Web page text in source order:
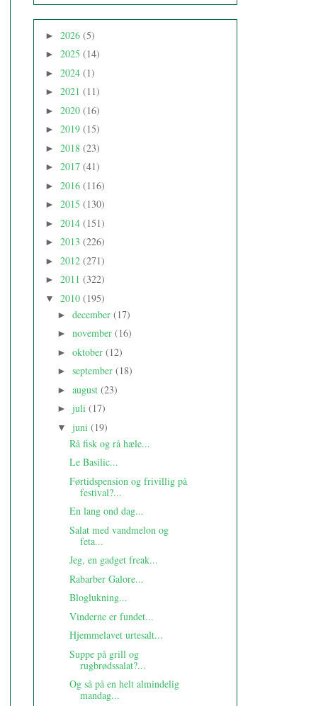
► 2026 (5)
► 2025 (14)
► 2024 (1)
► 2021 (11)
► 2020 (16)
► 2019 (15)
► 2018 (23)
► 2017 (41)
► 2016 (116)
► 2015 (130)
► 2014 (151)
► 2013 (226)
► 2012 (271)
► 2011 (322)
▼ 2010 (195)
► december (17)
► november (16)
► oktober (12)
► september (18)
► august (23)
► juli (17)
▼ juni (19)
Rå fisk og rå hæle...
Le Basilic...
Førtidspension og frivillig på
festival?...
En lang ond dag...
Salat med vandmelon og
feta...
Jeg, en gadget freak...
Rabarber Galore...
Bloglukning...
Vinderne er fundet...
Hjemmelavet urtesalt...
Suppe på grill og
rugbrødssalat?...
Og så på en helt almindelig
mandag...